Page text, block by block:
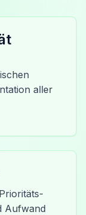
aller
Aufwand